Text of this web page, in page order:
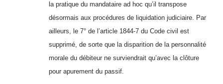
la pratique du mandataire ad hoc qu’il transpose
désormais aux procédures de liquidation judiciaire. Par
ailleurs, le 7° de l’article 1844-7 du Code civil est
supprimé, de sorte que la disparition de la personnalité
morale du débiteur ne surviendrait qu’avec la clôture
pour apurement du passif.